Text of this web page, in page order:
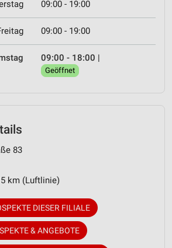
09:00 - 19:00
09:00 - 19:00
09:00 - 18:00 |
Geöffnet
83
km (Luftlinie)
DIESER FILIALE
& ANGEBOTE